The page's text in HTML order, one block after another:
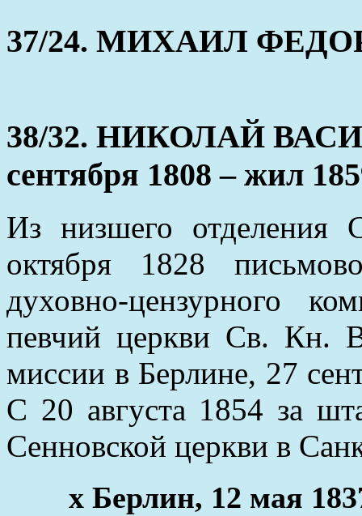
37/24. МИХАИЛ
38/32. НИКОЛАЙ
сентября 1808 – жил
Из низшего отделения
октября 1828
духовно-цензурного
певчий церкви Св. Кн.
миссии в Берлине, 27
С 20 августа 1854 за
Сенновской церкви в
х Берлин, 12 мая